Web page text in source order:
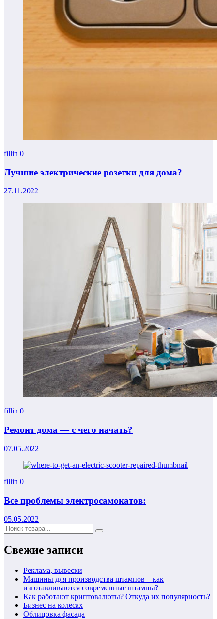
fillin 0
Лучшие электрические розетки для дома?
27.11.2022
fillin 0
Ремонт дома — с чего начать?
07.05.2022
fillin 0
Все проблемы электросамокатов:
05.05.2022
Свежие записи
Реклама, вывески
Машины для производства штампов – как
изготавливаются современные штампы?
Как работают криптовалюты? Откуда их популярность?
Бизнес на колесах
Облицовка фасада